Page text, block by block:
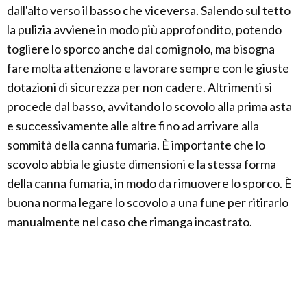
dall'alto verso il basso che viceversa. Salendo sul tetto
la pulizia avviene in modo più approfondito, potendo
togliere lo sporco anche dal comignolo, ma bisogna
fare molta attenzione e lavorare sempre con le giuste
dotazioni di sicurezza per non cadere. Altrimenti si
procede dal basso, avvitando lo scovolo alla prima asta
e successivamente alle altre fino ad arrivare alla
sommità della canna fumaria. È importante che lo
scovolo abbia le giuste dimensioni e la stessa forma
della canna fumaria, in modo da rimuovere lo sporco. È
buona norma legare lo scovolo a una fune per ritirarlo
manualmente nel caso che rimanga incastrato.